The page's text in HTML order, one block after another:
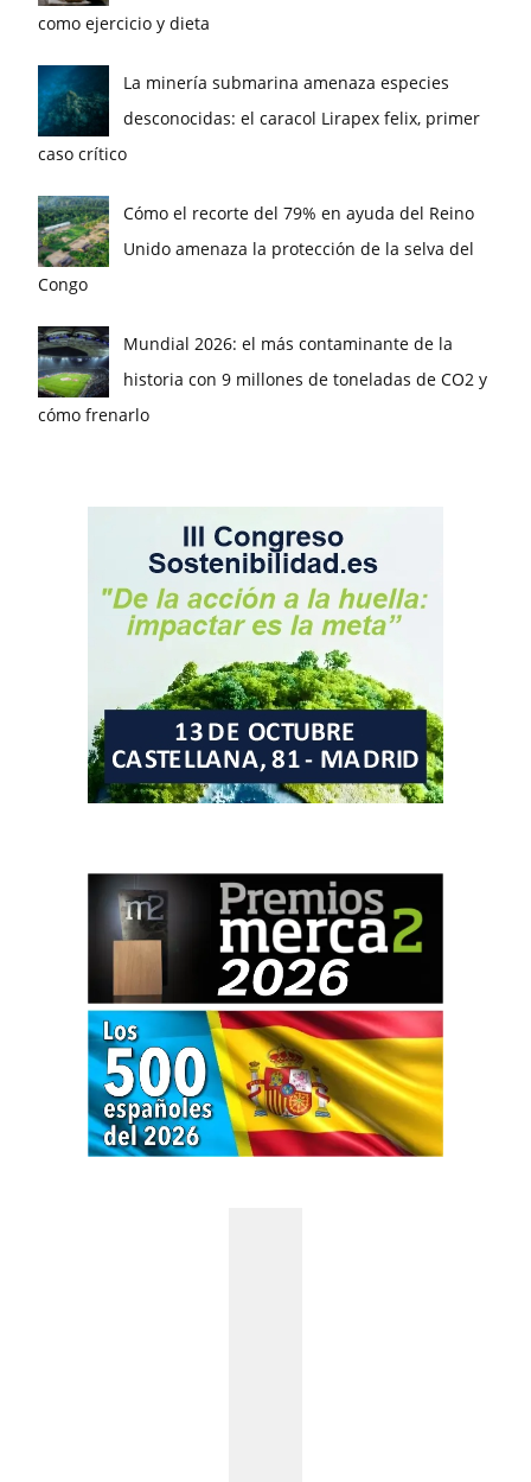
como ejercicio y dieta
La minería submarina amenaza especies
desconocidas: el caracol Lirapex felix, primer
caso crítico
Cómo el recorte del 79% en ayuda del Reino
Unido amenaza la protección de la selva del
Congo
Mundial 2026: el más contaminante de la
historia con 9 millones de toneladas de CO2 y
cómo frenarlo